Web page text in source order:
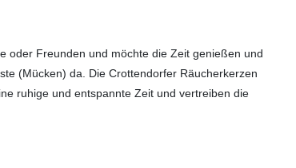
oder Freunden und möchte die Zeit genießen und
(Mücken) da. Die Crottendorfer Räucherkerzen
ruhige und entspannte Zeit und vertreiben die